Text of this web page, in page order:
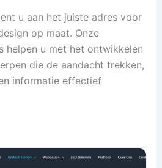
u aan het juiste adres voor
op maat. Onze
helpen u met het ontwikkelen
die de aandacht trekken,
informatie effectief